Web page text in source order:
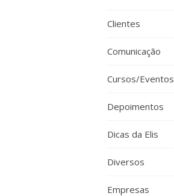
Clientes
Comunicação
Cursos/Eventos
Depoimentos
Dicas da Elis
Diversos
Empresas